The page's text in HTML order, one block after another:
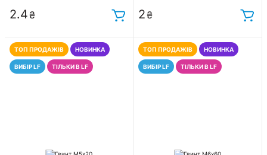
2.4₴ 2₴
ТОП ПРОДАЖІВ НОВИНКА
ВИБІР LF ТІЛЬКИ В LF
ТОП ПРОДАЖІВ НОВИНКА
ВИБІР LF ТІЛЬКИ В LF